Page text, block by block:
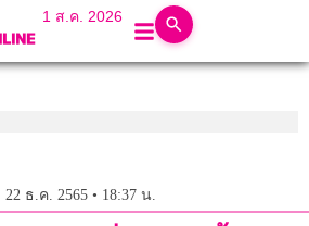
1 ส.ค. 2026
22 ธ.ค. 2565 • 18:37 น.